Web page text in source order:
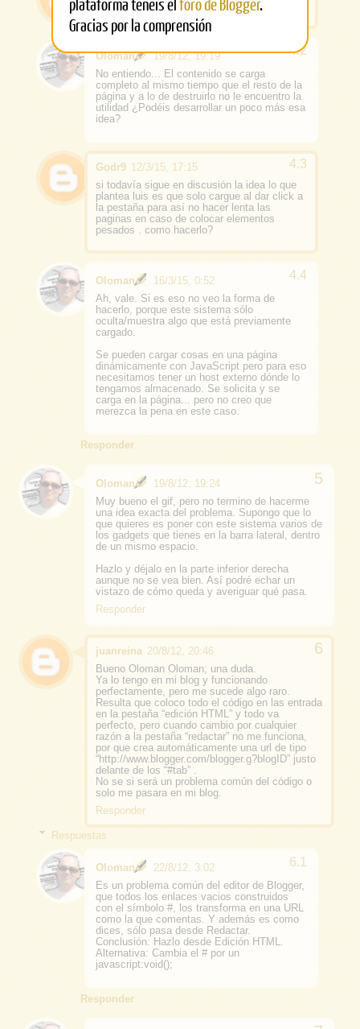
a mi tambien me interesa esa idea.
Oloman
19/8/12, 19:19
No entiendo... El contenido se carga
completo al mismo tiempo que el resto de la
página y a lo de destruirlo no le encuentro la
utilidad ¿Podéis desarrollar un poco más esa
idea?
Godr9 12/3/15, 17:15
si todavía sigue en discusión la idea lo que
plantea luis es que solo cargue al dar click a
la pestaña para así no hacer lenta las
paginas en caso de colocar elementos
pesados . como hacerlo?
Oloman
16/3/15, 0:52
Ah, vale. Si es eso no veo la forma de
hacerlo, porque este sistema sólo
oculta/muestra algo que está previamente
cargado.
Se pueden cargar cosas en una página
dinámicamente con JavaScript pero para eso
necesitamos tener un host externo dónde lo
tengamos almacenado. Se solicita y se
carga en la página... pero no creo que
merezca la pena en este caso.
Responder
Oloman
19/8/12, 19:24
Muy bueno el gif, pero no termino de hacerme
una idea exacta del problema. Supongo que lo
que quieres es poner con este sistema varios de
los gadgets que tienes en la barra lateral, dentro
de un mismo espacio.
Hazlo y déjalo en la parte inferior derecha
aunque no se vea bien. Así podré echar un
vistazo de cómo queda y averiguar qué pasa.
Responder
juanreina 20/8/12, 20:46
Bueno Oloman Oloman; una duda.
Ya lo tengo en mi blog y funcionando
perfectamente, pero me sucede algo raro.
Resulta que coloco todo el código en las entrada
en la pestaña “edición HTML” y todo va
perfecto, pero cuando cambio por cualquier
razón a la pestaña “redactar” no me funciona,
por que crea automáticamente una url de tipo
“http://www.blogger.com/blogger.g?blogID” justo
delante de los “#tab” .
No se si será un problema común del código o
solo me pasara en mi blog.
Responder
Respuestas
Oloman
22/8/12, 3:02
Es un problema común del editor de Blogger,
que todos los enlaces vacios construidos
con el símbolo #, los transforma en una URL
como la que comentas. Y además es como
dices, sólo pasa desde Redactar.
Conclusión: Hazlo desde Edición HTML.
Alternativa: Cambia el # por un
javascript:void();
Responder
Gracias por la comprensión